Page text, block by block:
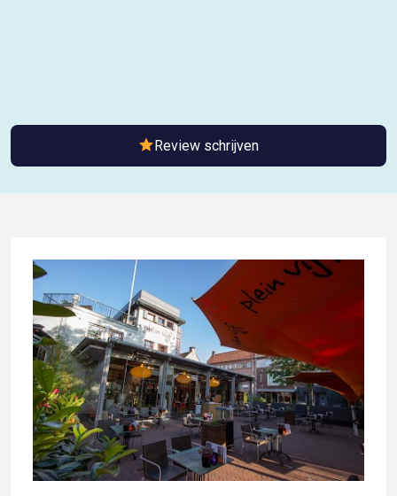
Review schrijven